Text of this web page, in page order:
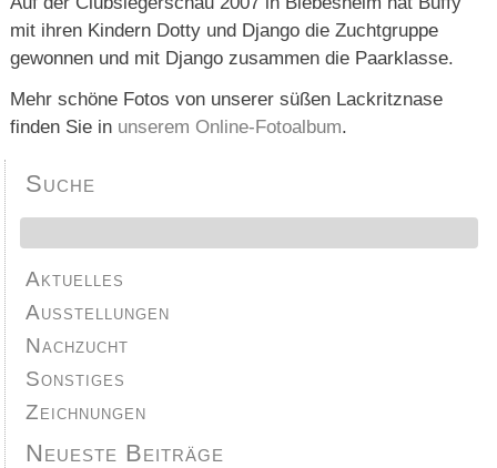
mit ihren Kindern Dotty und Django die Zuchtgruppe
gewonnen und mit Django zusammen die Paarklasse.
Mehr schöne Fotos von unserer süßen Lackritznase
finden Sie in unserem Online-Fotoalbum.
Suche
Aktuelles
Ausstellungen
Nachzucht
Sonstiges
Zeichnungen
Neueste Beiträge